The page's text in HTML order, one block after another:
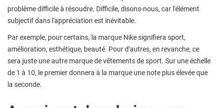
problème difficile à résoudre. Difficile, disons-nous, car l'élément
subjectif dans l'appréciation est inévitable.
Par exemple, pour certains, la marque Nike signifiera sport,
amélioration, esthétique, beauté. Pour d'autres, en revanche, ce
sera juste une autre marque de vêtements de sport. Sur une échelle
de 1 à 10, le premier donnera à la marque une note plus élevée que
la seconde.